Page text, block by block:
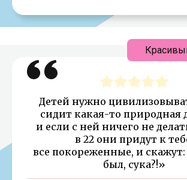
Детей нужно
сидит какая-то природная
и если с ней ничего не
в 22 они придут к
все покореженные, и скажут:
был, сука?!»